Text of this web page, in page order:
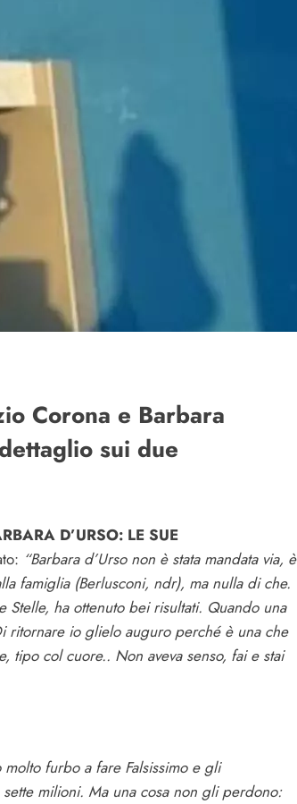
Corona e Barbara
sui due
D’URSO: LE SUE
“Barbara d’Urso non è stata mandata via, è
famiglia (Berlusconi, ndr), ma nulla di che.
Stelle, ha ottenuto bei risultati. Quando una
ritornare io glielo auguro perché è una che
tipo col cuore.. Non aveva senso, fai e stai
molto furbo a fare Falsissimo e gli
milioni. Ma una cosa non gli perdono: